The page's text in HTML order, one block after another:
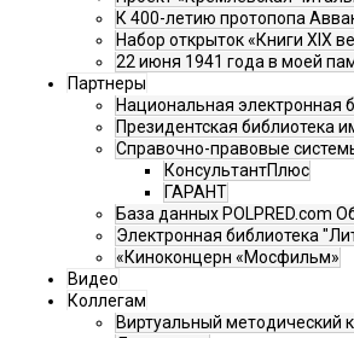
К 400-летию протопопа
Набор открыток «Книги XIX
22 июня 1941 года в моей
Партнеры
Национальная электронная
Президентская библиотека
Справочно-правовые
КонсультантПлюс
ГАРАНТ
База данных POLPRED.com
Электронная библиотека
«Киноконцерн «Мосфильм»
Видео
Коллегам
Виртуальный методический